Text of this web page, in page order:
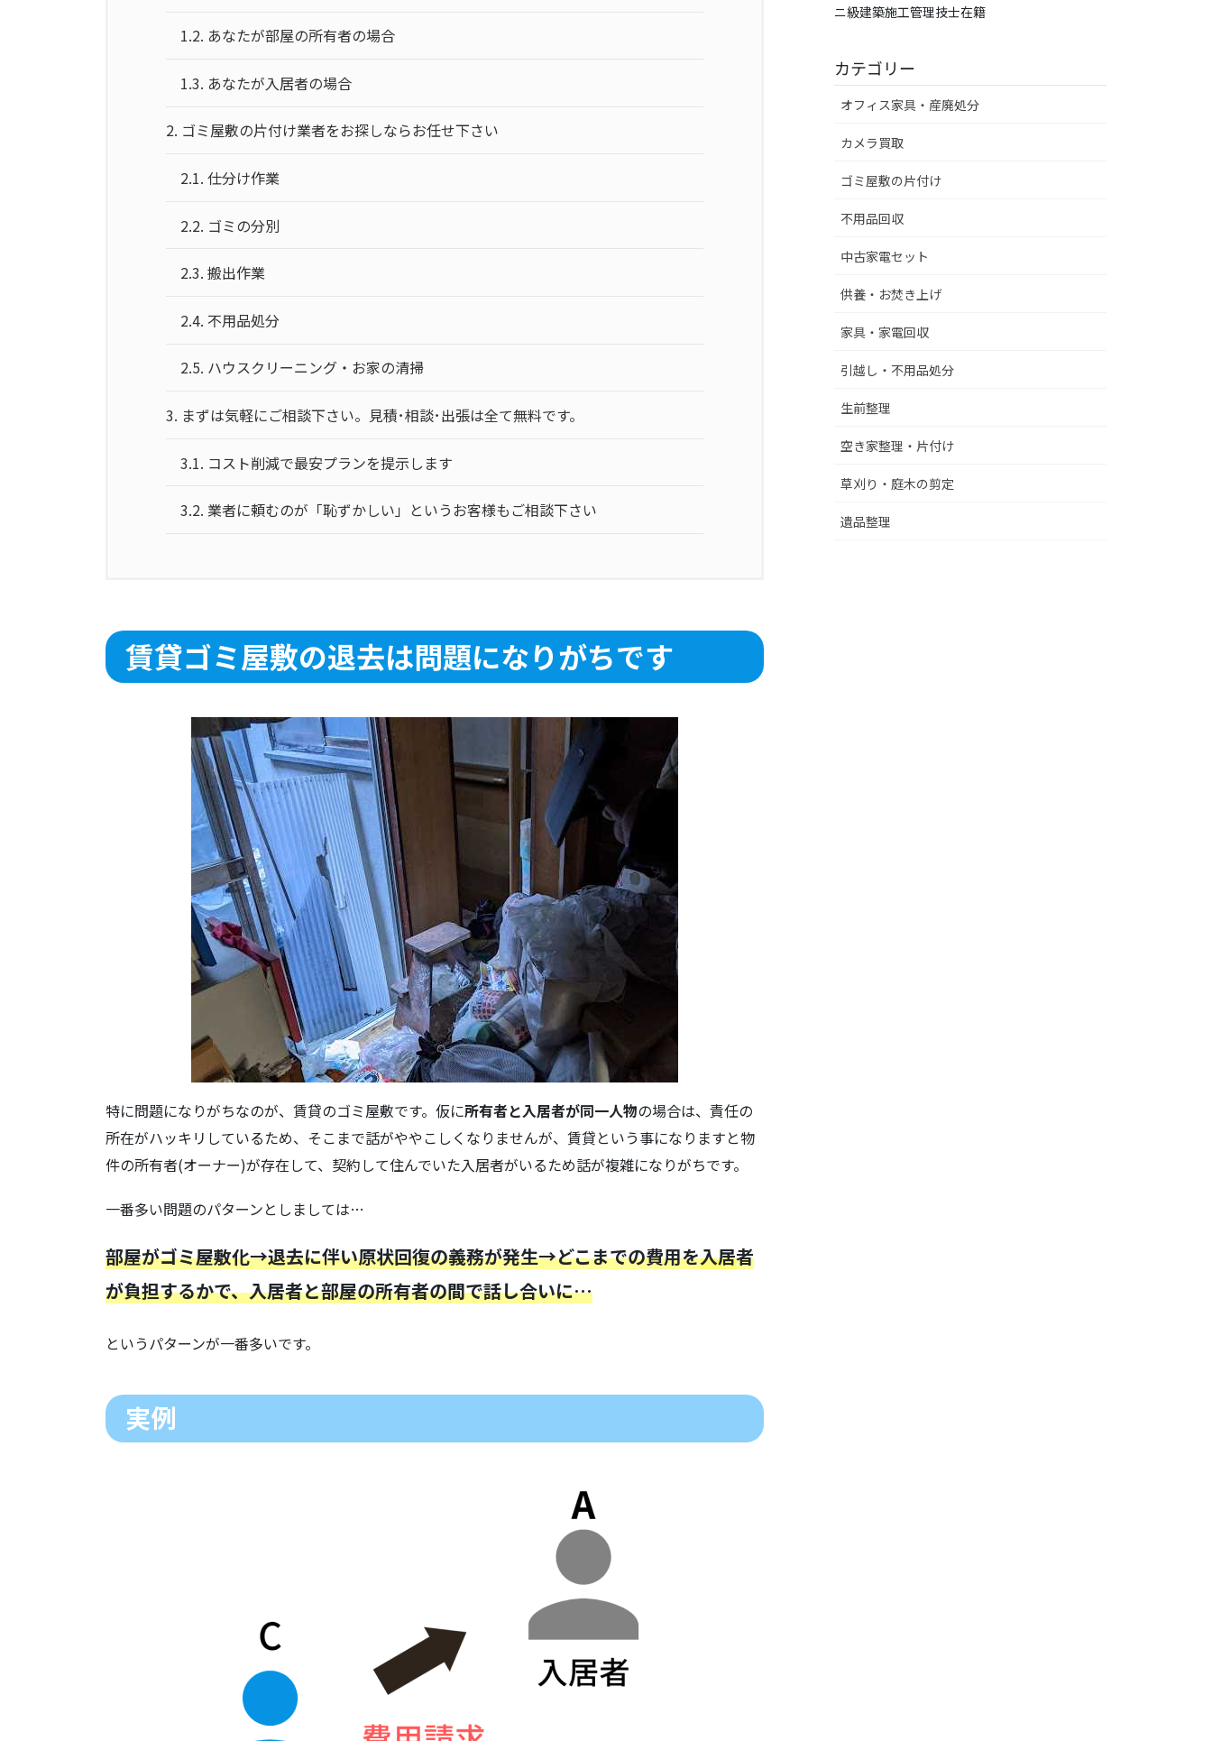
1.2. あなたが部屋の所有者の場合
1.3. あなたが入居者の場合
2. ゴミ屋敷の片付け業者をお探しならお任せ下さい
2.1. 仕分け作業
2.2. ゴミの分別
2.3. 搬出作業
2.4. 不用品処分
2.5. ハウスクリーニング・お家の清掃
3. まずは気軽にご相談下さい。見積･相談･出張は全て無料です。
3.1. コスト削減で最安プランを提示します
3.2. 業者に頼むのが「恥ずかしい」というお客様もご相談下さい
賃貸ゴミ屋敷の退去は問題になりがちです
特に問題になりがちなのが、賃貸のゴミ屋敷です。仮に所有者と入居者が同一人物の場合は、責任の
所在がハッキリしているため、そこまで話がややこしくなりませんが、賃貸という事になりますと物
件の所有者(オーナー)が存在して、契約して住んでいた入居者がいるため話が複雑になりがちです。
一番多い問題のパターンとしましては…
部屋がゴミ屋敷化→退去に伴い原状回復の義務が発生→どこまでの費用を入居者
が負担するかで、入居者と部屋の所有者の間で話し合いに…
というパターンが一番多いです。
実例
​ニ級建築施工管理技士在籍
カテゴリー
オフィス家具・産廃処分
カメラ買取
ゴミ屋敷の片付け
不用品回収
中古家電セット
供養・お焚き上げ
家具・家電回収
引越し・不用品処分
生前整理
空き家整理・片付け
草刈り・庭木の剪定
遺品整理